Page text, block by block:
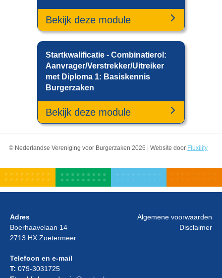
Bekijk deze module
Startkwalificatie - Combinatierol:
Aanvrager/Verstrekker/Uitreiker
met Diploma 1: Basiskennis
Burgerzaken
Bekijk deze module
© Nederlandse Vereniging voor Burgerzaken 2026 | Website door Fluxility
Adres
Boerhaavelaan 14
2713 HX Zoetermeer
Telefoon en e-mail
T: 079-3031725
Algemene voorwaarden
Disclaimer